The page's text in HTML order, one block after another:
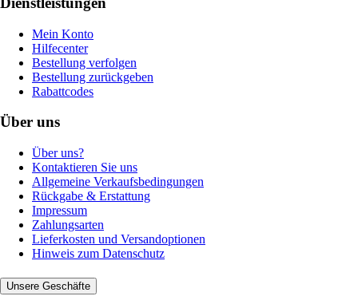
Mein Konto
Hilfecenter
Bestellung verfolgen
Bestellung zurückgeben
Rabattcodes
Über uns
Über uns?
Kontaktieren Sie uns
Allgemeine Verkaufsbedingungen
Rückgabe & Erstattung
Impressum
Zahlungsarten
Lieferkosten und Versandoptionen
Hinweis zum Datenschutz
Unsere Geschäfte